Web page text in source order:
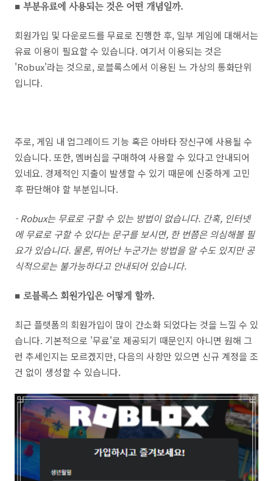
■ 부분유료에 사용되는 것은 어떤 개념일까.
회원가입 및 다운로드를 무료로 진행한 후, 일부 게임에 대해서는
유료 이용이 필요할 수 있습니다. 여기서 이용되는 것은
'Robux'라는 것으로, 로블록스에서 이용된 느 가상의 통화단위
입니다.
주로, 게임 내 업그레이드 기능 혹은 아바타 장신구에 사용될 수
있습니다. 또한, 멤버십을 구매하여 사용할 수 있다고 안내되어
있네요. 경제적인 지출이 발생할 수 있기 때문에 신중하게 고민
후 판단해야 할 부분입니다.
- Robux는 무료로 구할 수 있는 방법이 없습니다. 간혹, 인터넷
에 무료로 구할 수 있다는 문구를 보시면, 한 번쯤은 의심해볼 필
요가 있습니다. 물론, 뛰어난 누군가는 방법을 알 수도 있지만 공
식적으로는 불가능하다고 안내되어 있습니다.
■ 로블록스 회원가입은 어떻게 할까.
최근 플랫폼의 회원가입이 많이 간소화 되었다는 것을 느낄 수 있
습니다. 기본적으로 '무료'로 제공되기 때문인지 아니면 원해 그
런 추세인지는 모르겠지만, 다음의 사항만 있으면 신규 계정을 조
건 없이 생성할 수 있습니다.